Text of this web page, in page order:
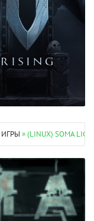
ИГРЫ » (LINUX) SOMA